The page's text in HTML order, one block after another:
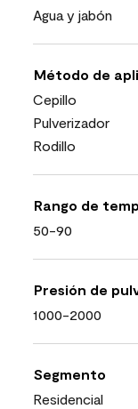
Agua y jabón
Método de
Cepillo
Pulverizador
Rodillo
Rango de
50-90
Presión de
1000-2000
Segmento
Residencial